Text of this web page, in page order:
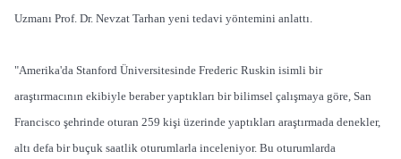
Uzmanı Prof. Dr. Nevzat Tarhan yeni tedavi yöntemini anlattı.
"Amerika'da Stanford Üniversitesinde Frederic Ruskin isimli bir
araştırmacının ekibiyle beraber yaptıkları bir bilimsel çalışmaya göre, San
Francisco şehrinde oturan 259 kişi üzerinde yaptıkları araştırmada denekler,
altı defa bir buçuk saatlik oturumlarla inceleniyor. Bu oturumlarda